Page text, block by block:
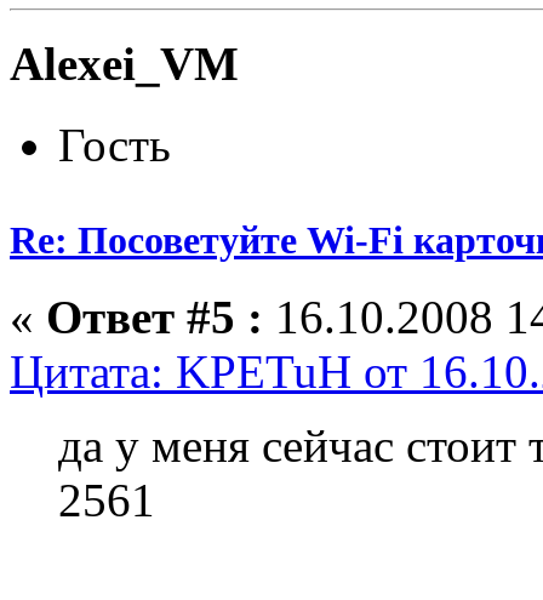
Alexei_VM
Гость
Re: Посоветуйте Wi-Fi
« Ответ #5 : 16.10.2008
Цитата: KPETuH от
да у меня сейчас
2561